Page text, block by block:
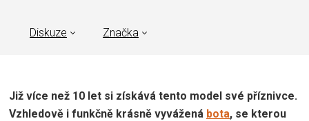
Diskuze Značka
Již více než 10 let si získává tento model své příznivce.
Vzhledově i funkčně krásně vyvážená bota, se kterou